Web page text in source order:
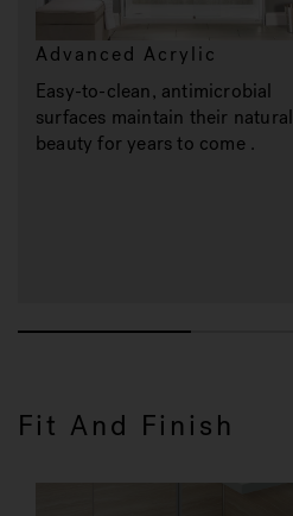
Advanced Acrylic
Easy-to-clean, antimicrobial
surfaces maintain their natural
beauty for years to come .
Fit And Finish